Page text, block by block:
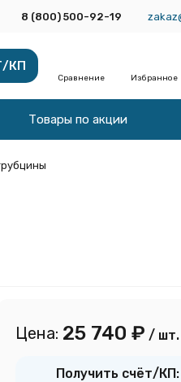
8 (800) 500-92-19
КП
Сравнение Избранное
Товары по акции
Цена: 25 740 ₽ / шт.
Получить счёт/КП: